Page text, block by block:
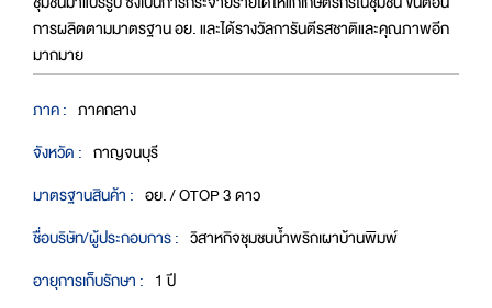
การผลิตตามมาตรฐาน อย. และได้รางวัลการันตีรสชาติและคุณภาพอีก
มากมาย
ภาค : ภาคกลาง
จังหวัด : กาญจนบุรี
มาตรฐานสินค้า : อย. / OTOP 3 ดาว
ชื่อบริษัท/ผู้ประกอบการ : วิสาหกิจชุมชนน้ำพริกเผาบ้านพิมพ์
อายุการเก็บรักษา : 1 ปี